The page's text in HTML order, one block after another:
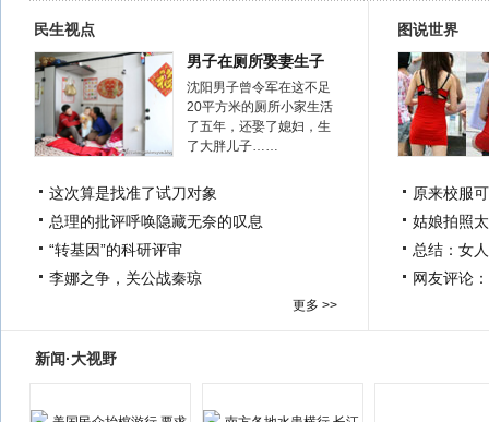
民生视点
男子在厕所娶妻生子
沈阳男子曾令军在这不足
20平方米的厕所小家生活
了五年，还娶了媳妇，生
了大胖儿子……
这次算是找准了试刀对象
总理的批评呼唤隐藏无奈的叹息
“转基因”的科研评审
李娜之争，关公战秦琼
更多 >>
图说世界
原来校服
姑娘拍照
总结：女
网友评论
新闻·大视野